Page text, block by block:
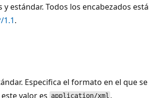
y estándar. Todos los encabezados
.
Especifica el formato en el que
valor es application/xml .